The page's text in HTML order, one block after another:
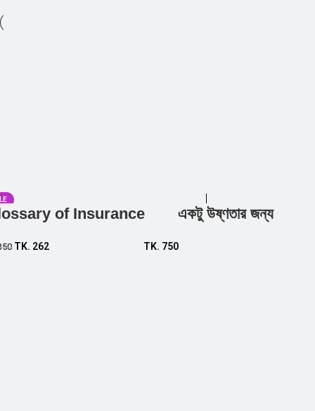
of Insurance
TK. 262
Add to cart
একটু উষ্ণতার জন্য
TK. 750